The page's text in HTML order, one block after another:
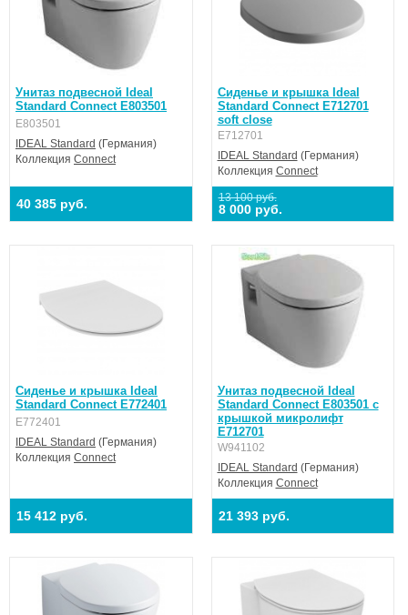
Унитаз подвесной Ideal
Standard Connect E803501
E803501
IDEAL Standard (Германия)
Коллекция Connect
40 385 руб.
Сиденье и крышка Ideal
Standard Connect E712701
soft close
E712701
IDEAL Standard (Германия)
Коллекция Connect
13 100 руб.
8 000 руб.
Сиденье и крышка Ideal
Standard Connect E772401
E772401
IDEAL Standard (Германия)
Коллекция Connect
15 412 руб.
Унитаз подвесной Ideal
Standard Connect E803501 c
крышкой микролифт
Е712701
W941102
IDEAL Standard (Германия)
Коллекция Connect
21 393 руб.